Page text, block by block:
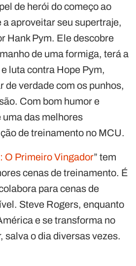
de herói do começo ao
aproveitar seu supertraje,
Hank Pym. Ele descobre
de uma formiga, terá a
luta contra Hope Pym,
de verdade com os punhos,
Com bom humor e
das melhores
de treinamento no MCU.
O Primeiro Vingador” tem
cenas de treinamento. É
para cenas de
Steve Rogers, enquanto
e se transforma no
salva o dia diversas vezes.